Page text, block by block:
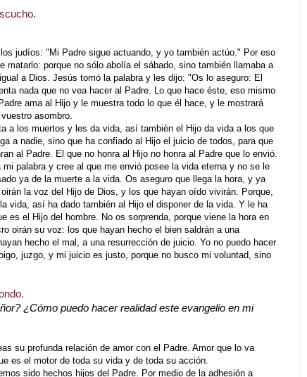
judíos: "Mi Padre sigue actuando, y yo también actúo." Por eso
matarlo: porque no sólo abolía el sábado, sino también llamaba a
a Dios. Jesús tomó la palabra y les dijo: "Os lo aseguro: El
nada que no vea hacer al Padre. Lo que hace éste, eso mismo
ama al Hijo y le muestra todo lo que él hace, y le mostrará
asombro.
a los muertos y les da vida, así también el Hijo da vida a los que
a nadie, sino que ha confiado al Hijo el juicio de todos, para que
al Padre. El que no honra al Hijo no honra al Padre que lo envió.
palabra y cree al que me envió posee la vida eterna y no se le
ya de la muerte a la vida. Os aseguro que llega la hora, y ya
la voz del Hijo de Dios, y los que hayan oído vivirán. Porque,
vida, así ha dado también al Hijo el disponer de la vida. Y le ha
es el Hijo del hombre. No os sorprenda, porque viene la hora en
oirán su voz: los que hayan hecho el bien saldrán a una
hecho el mal, a una resurrección de juicio. Yo no puedo hacer
juzgo, y mi juicio es justo, porque no busco mi voluntad, sino
¿Cómo puedo hacer realidad este evangelio en mi
su profunda relación de amor con el Padre. Amor que lo va
es el motor de toda su vida y de toda su acción.
hechos hijos del Padre. Por medio de la adhesión a